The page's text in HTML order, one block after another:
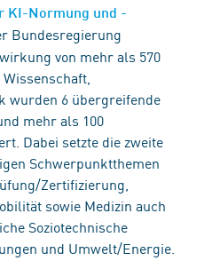
KI-Normung und -
Bundesregierung
von mehr als 570
wurden 6 übergreifende
mehr als 100
Dabei setzte die zweite
Schwerpunktthemen
Zertifizierung,
sowie Medizin auch
Soziotechnische
und Umwelt/Energie.